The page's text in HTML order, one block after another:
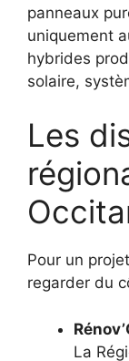
panneaux
uniquement
hybrides
solaire,
Les
Pour un
regarder du
La